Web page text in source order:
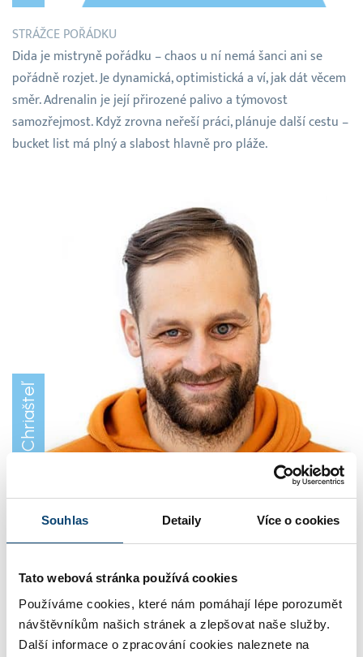
Souhlas Detaily Více o cookies
Tato webová stránka používá cookies
Používáme cookies, které nám pomáhají lépe porozumět
návštěvníkům našich stránek a zlepšovat naše služby.
Další informace o zpracování cookies naleznete na
STRÁŽCE POŘÁDKU
Dida je mistryně pořádku – chaos u ní nemá šanci ani se
pořádně rozjet. Je dynamická, optimistická a ví, jak dát věcem
směr. Adrenalin je její přirozené palivo a týmovost
samozřejmost. Když zrovna neřeší práci, plánuje další cestu –
bucket list má plný a slabost hlavně pro pláže.
Ľubo Chriašteľ
VÝVOJ
i vývoj nových „fíčurek“. Má rád jakoukoliv sportovní aktivitu,
ale ze všeho nejvíce
banányfotbal, ještě před nedávnem
brázdil ligové trávníky. Také je obrovským fanouškem
Liverpool FC.